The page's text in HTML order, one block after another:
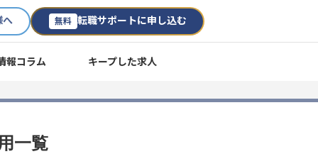
へ 無料 転職サポートに申し込む
報コラム キープした求人
一覧